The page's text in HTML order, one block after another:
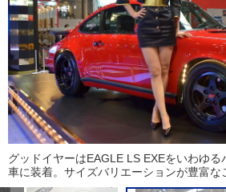
グッドイヤーはEAGLE LS EXEをいわゆ
車に装着。サイズバリエーションが豊富な